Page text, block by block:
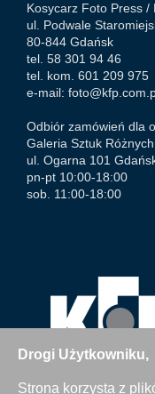
Drogi Użytkowniku,
Strona korzysta z
Kosycarz Foto Press /
ul. Podwale
80-844 Gdańsk
tel. 58 301 94 46
tel. kom. 601 209 975
e-mail:
Odbiór zamówień dla
Galeria Sztuk Różnych
ul. Ogarna 101
pn-pt 10:00-18:00
sob. 11:00-18:00